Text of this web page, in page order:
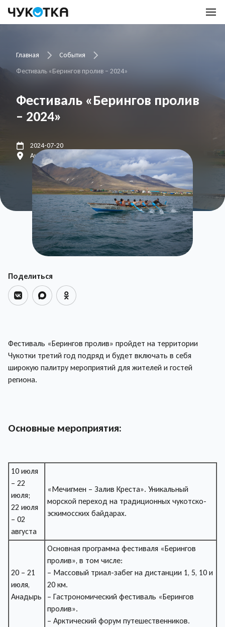
Главная
События
Фестиваль «Берингов пролив – 2024»
Фестиваль «Берингов пролив
– 2024»
2024-07-20
Анадырь, Новое Чаплино
Поделиться
Фестиваль «Берингов пролив» пройдет на территории
Чукотки третий год подряд и будет включать в себя
широкую палитру мероприятий для жителей и гостей
региона.
Основные мероприятия:
10 июля
– 22
июля;
22 июля
– 02
августа
«Мечигмен – Залив Креста». Уникальный
морской переход на традиционных чукотско-
эскимосских байдарах.
20 – 21
июля,
Анадырь
Основная программа фестиваля «Берингов
пролив», в том числе:
– Массовый триал-забег на дистанции 1, 5, 10 и
20 км.
– Гастрономический фестиваль «Берингов
пролив».
– Арктический форум путешественников.